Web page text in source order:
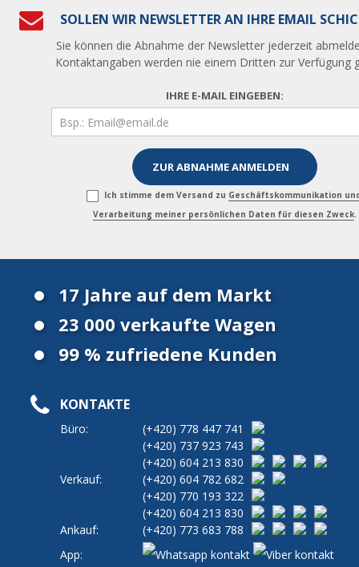
SOLLEN WIR NEWSLETTER AN IHRE EMAIL
Sie können die Abnahme der Newsletter jederzeit
Kontaktangaben werden nie einem Dritten zur Verfügung
IHRE E-MAIL EINGEBEN:
Ich stimme dem Versand zu Geschäftskommunikation
Verarbeitung meiner persönlichen Daten für diesen Zweck.
17 Jahre auf dem Markt
23 000 verkaufte Wagen
99 % zufriedene Kunden
KONTAKTE
Büro: (+420) 778 447 741
(+420) 737 923 743
(+420) 604 213 830
Verkauf:
(+420) 604 782 682
(+420) 770 193 322
(+420) 604 213 830
Ankauf:
(+420) 773 683 788
App: